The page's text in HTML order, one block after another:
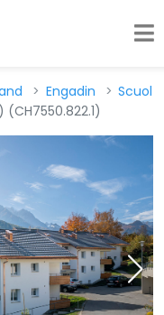
Engadin
Scuol